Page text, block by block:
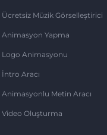
Ücretsiz Müzik Görselleştirici
Animasyon Yapma
Logo Animasyonu
İntro Aracı
Animasyonlu Metin Aracı
Video Oluşturma